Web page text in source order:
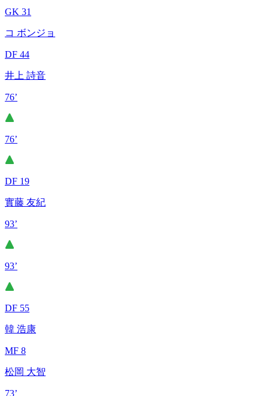
GK 31
コ ボンジョ
DF 44
井上 詩音
76’
76’
DF 19
實藤 友紀
93’
93’
DF 55
韓 浩康
MF 8
松岡 大智
73’